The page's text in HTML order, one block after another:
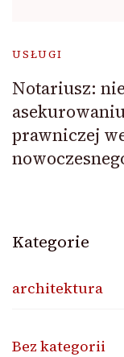
USŁUGI
Notariusz:
prawniczej
Kategorie
architektura
Bez kategorii